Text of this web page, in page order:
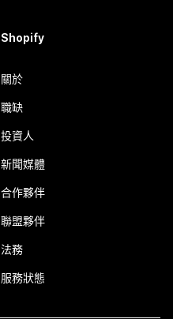
Shopify
關於
職缺
投資人
新聞媒體
合作夥伴
聯盟夥伴
法務
服務狀態